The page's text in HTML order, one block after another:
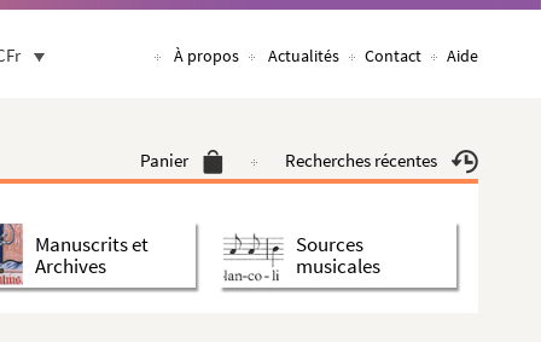
À propos Actualités Contact Aide
Panier Recherches récentes
Manuscrits et
Archives
Sources
musicales